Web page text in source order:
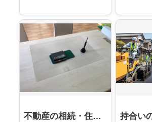
不動産の相続・住所変更登記が義務化！違反で過料も？